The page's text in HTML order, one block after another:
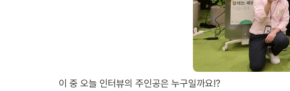
이 중 오늘 인터뷰의 주인공은 누구일까요!?